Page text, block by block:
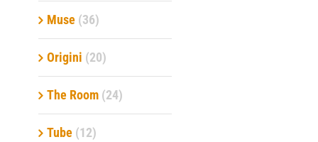
Muse (36)
Origini (20)
The Room (24)
Tube (12)